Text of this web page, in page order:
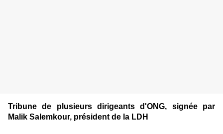
Tribune de plusieurs dirigeants d'ONG, signée par
Malik Salemkour, président de la LDH